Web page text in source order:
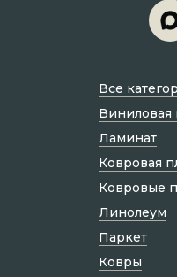
Все
Виниловая
Ламинат
Ковровая
Ковровые
Линолеум
Паркет
Ковры